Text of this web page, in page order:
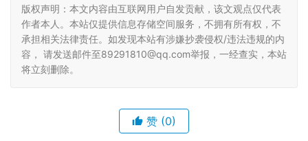
版权声明：本文内容由互联网用户自发贡献，该文观点仅代表
作者本人。本站仅提供信息存储空间服务，不拥有所有权，不
承担相关法律责任。如发现本站有涉嫌抄袭侵权/违法违规的内
容， 请发送邮件至89291810@qq.com举报，一经查实，本站
将立刻删除。
赞 (0)